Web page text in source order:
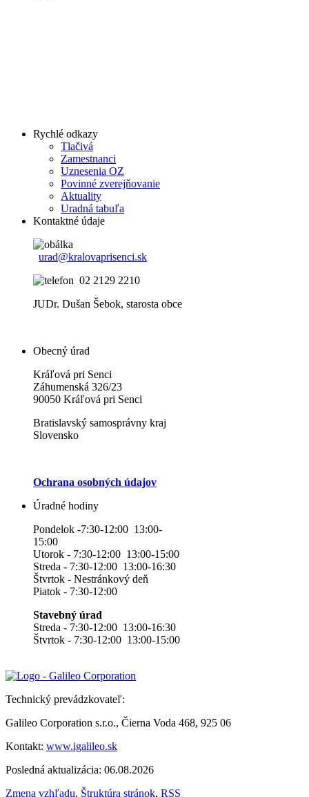
Rychlé odkazy
Tlačivá
Zamestnanci
Uznesenia OZ
Povinné zverejňovanie
Aktuality
Uradná tabuľa
Kontaktné údaje
urad@kralovaprisenci.sk
02 2129 2210
JUDr. Dušan Šebok, starosta obce
Obecný úrad
Kráľová pri Senci
Záhumenská 326/23
90050 Kráľová pri Senci
Bratislavský samosprávny kraj
Slovensko
Ochrana osobných údajov
Úradné hodiny
Pondelok -7:30-12:00 13:00-
15:00
Utorok - 7:30-12:00 13:00-15:00
Streda - 7:30-12:00 13:00-16:30
Štvrtok - Nestránkový deň
Piatok - 7:30-12:00
Stavebný úrad
Streda - 7:30-12:00 13:00-16:30
Štvrtok - 7:30-12:00 13:00-15:00
Technický prevádzkovateľ:
Galileo Corporation s.r.o., Čierna Voda 468, 925 06
Kontakt: www.igalileo.sk
Posledná aktualizácia: 06.08.2026
Zmena vzhľadu, Štruktúra stránok, RSS